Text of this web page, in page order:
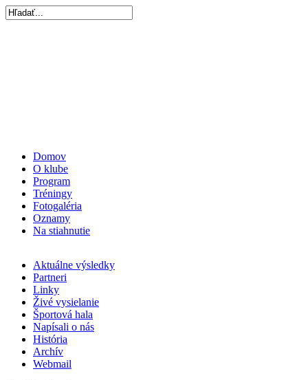
Domov
O klube
Program
Tréningy
Fotogaléria
Oznamy
Na stiahnutie
Aktuálne výsledky
Partneri
Linky
Živé vysielanie
Športová hala
Napísali o nás
História
Archív
Webmail